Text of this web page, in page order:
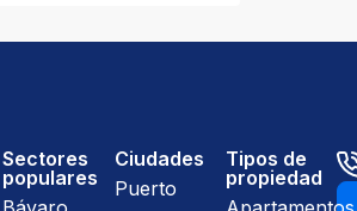
Sectores
populares
Ciudades
Puerto
Tipos de
propiedad